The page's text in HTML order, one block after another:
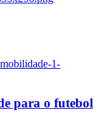
1-
para o futebol